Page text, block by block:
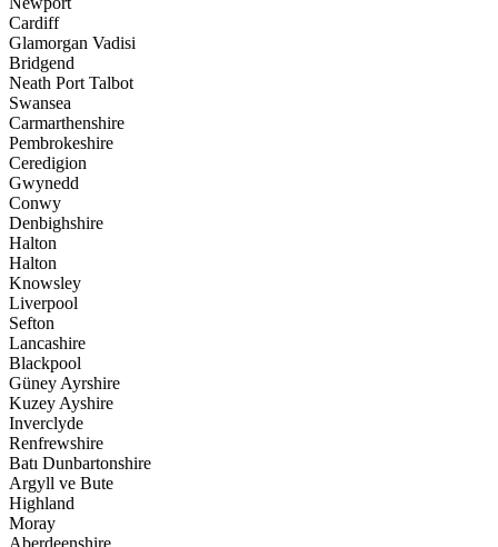
Cardiff
Glamorgan Vadisi
Bridgend
Neath Port Talbot
Swansea
Carmarthenshire
Pembrokeshire
Ceredigion
Gwynedd
Conwy
Denbighshire
Halton
Halton
Knowsley
Liverpool
Sefton
Lancashire
Blackpool
Güney Ayrshire
Kuzey Ayshire
Inverclyde
Renfrewshire
Batı Dunbartonshire
Argyll ve Bute
Highland
Moray